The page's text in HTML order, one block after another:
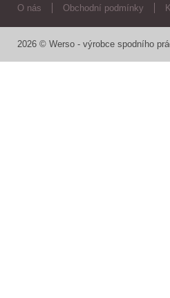
O nás Obchodní podmínky
2026 © Werso - výrobce spodního